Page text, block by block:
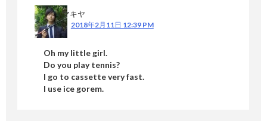
マキヤ
2018年2月11日 12:39 PM
Oh my little girl.
Do you play tennis?
I go to cassette very fast.
I use ice gorem.